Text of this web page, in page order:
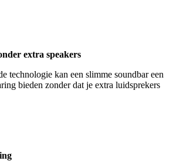
extra speakers
technologie kan een slimme soundbar een
bieden zonder dat je extra luidsprekers